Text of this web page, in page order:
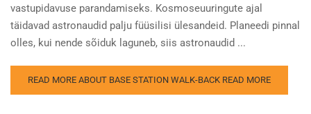
vastupidavuse parandamiseks. Kosmoseuuringute ajal
täidavad astronaudid palju füüsilisi ülesandeid. Planeedi pinnal
olles, kui nende sõiduk laguneb, siis astronaudid ...
READ MORE ABOUT BASE STATION WALK-BACK READ MORE